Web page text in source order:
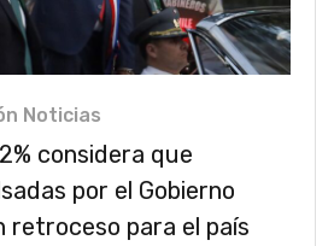
Noticias
considera que
por el Gobierno
retroceso para el país